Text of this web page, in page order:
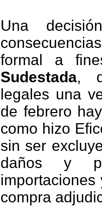
Una
formal a
Sudestada,
legales una
de febrero
como hizo
sin ser
daños y
compra